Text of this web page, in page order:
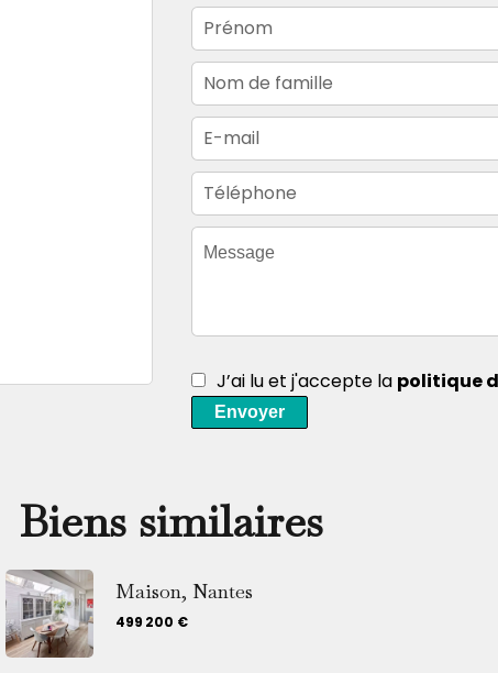
J’ai lu et j'accepte la politique
Envoyer
Biens similaires
Maison, Nantes
499 200 €